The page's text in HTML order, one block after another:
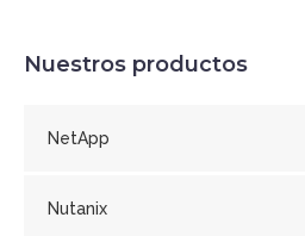
Nuestros productos
NetApp
Nutanix